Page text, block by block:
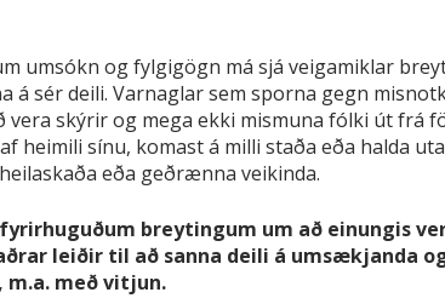
umsókn og fylgigögn má sjá veigamiklar
á sér deili. Varnaglar sem sporna gegn
vera skýrir og mega ekki mismuna fólki út
heimili sínu, komast á milli staða eða halda
eða geðrænna veikinda.
breytingum um að einungis
leiðir til að sanna deili á umsækjanda
m.a. með vitjun.